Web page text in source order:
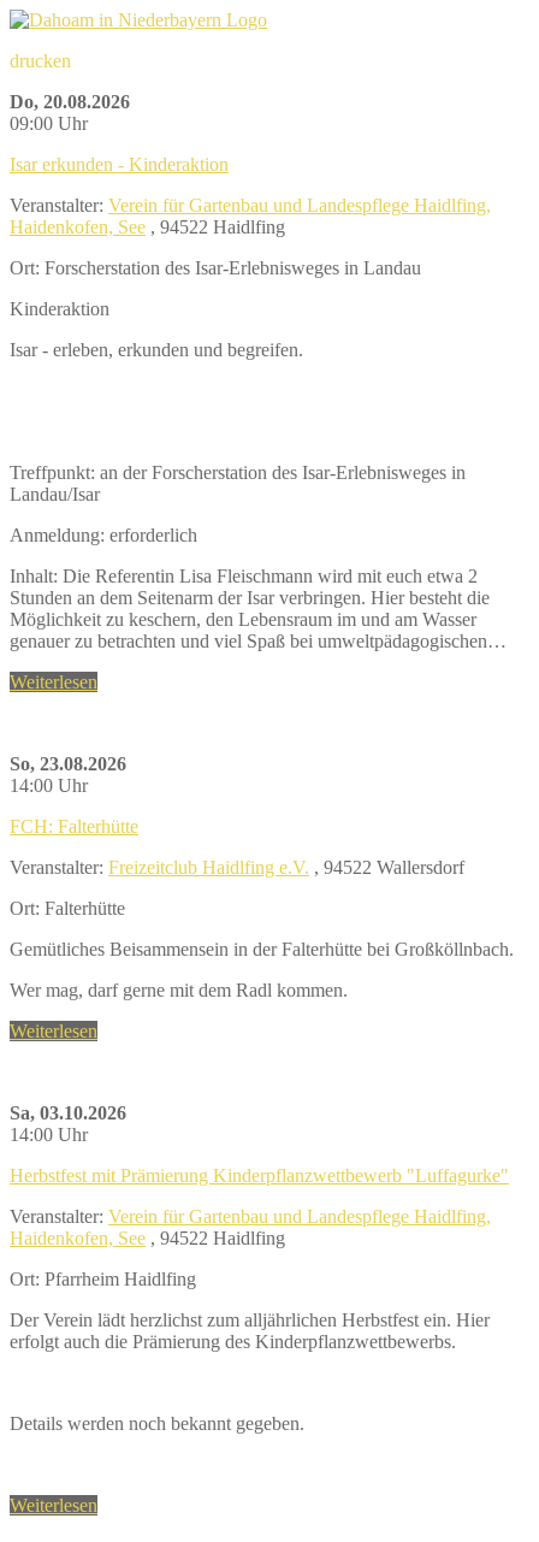
drucken
Do, 20.08.2026
09:00 Uhr
Isar erkunden - Kinderaktion
Veranstalter: Verein für Gartenbau und Landespflege Haidlfing,
Haidenkofen, See , 94522 Haidlfing
Ort: Forscherstation des Isar-Erlebnisweges in Landau
Kinderaktion
Isar - erleben, erkunden und begreifen.
Treffpunkt: an der Forscherstation des Isar-Erlebnisweges in
Landau/Isar
Anmeldung: erforderlich
Inhalt: Die Referentin Lisa Fleischmann wird mit euch etwa 2
Stunden an dem Seitenarm der Isar verbringen. Hier besteht die
Möglichkeit zu keschern, den Lebensraum im und am Wasser
genauer zu betrachten und viel Spaß bei umweltpädagogischen…
Weiterlesen
So, 23.08.2026
14:00 Uhr
FCH: Falterhütte
Veranstalter: Freizeitclub Haidlfing e.V. , 94522 Wallersdorf
Ort: Falterhütte
Gemütliches Beisammensein in der Falterhütte bei Großköllnbach.
Wer mag, darf gerne mit dem Radl kommen.
Weiterlesen
Sa, 03.10.2026
14:00 Uhr
Herbstfest mit Prämierung Kinderpflanzwettbewerb "Luffagurke"
Veranstalter: Verein für Gartenbau und Landespflege Haidlfing,
Haidenkofen, See , 94522 Haidlfing
Ort: Pfarrheim Haidlfing
Der Verein lädt herzlichst zum alljährlichen Herbstfest ein. Hier
erfolgt auch die Prämierung des Kinderpflanzwettbewerbs.
Details werden noch bekannt gegeben.
Weiterlesen